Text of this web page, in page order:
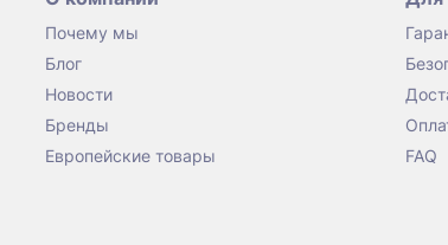
Почему мы
Блог
Новости
Бренды
Европейские товары
FAQ